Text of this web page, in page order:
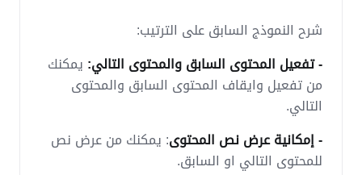
شرح النموذج السابق على الترتيب:
- تفعيل المحتوى السابق والمحتوى التالي: يمكنك
من تفعيل وايقاف المحتوى السابق والمحتوى
التالي.
- إمكانية عرض نص المحتوى: يمكنك من عرض نص
للمحتوى التالي او السابق.